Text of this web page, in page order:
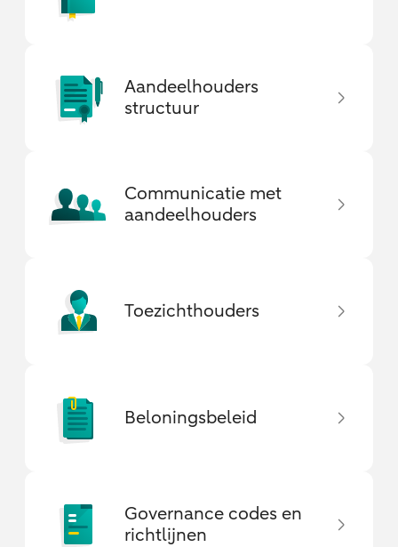
Aandeelhouders
structuur
Communicatie met
aandeelhouders
Toezichthouders
Beloningsbeleid
Governance codes en
richtlijnen